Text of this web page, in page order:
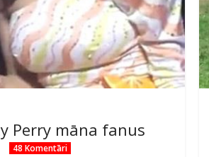
Perry māna fanus
48 Komentāri